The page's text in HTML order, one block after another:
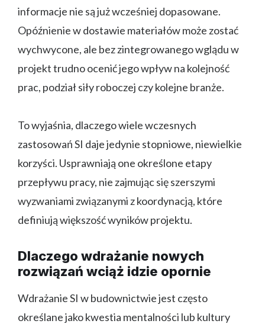
informacje nie są już wcześniej dopasowane.
Opóźnienie w dostawie materiałów może zostać
wychwycone, ale bez zintegrowanego wglądu w
projekt trudno ocenić jego wpływ na kolejność
prac, podział siły roboczej czy kolejne branże.
To wyjaśnia, dlaczego wiele wczesnych
zastosowań SI daje jedynie stopniowe, niewielkie
korzyści. Usprawniają one określone etapy
przepływu pracy, nie zajmując się szerszymi
wyzwaniami związanymi z koordynacją, które
definiują większość wyników projektu.
Dlaczego wdrażanie nowych
rozwiązań wciąż idzie opornie
Wdrażanie SI w budownictwie jest często
określane jako kwestia mentalności lub kultury